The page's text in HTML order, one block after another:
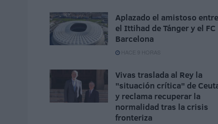
Aplazado el amistoso entre
el Ittihad de Tánger y el FC
Barcelona
HACE 9 HORAS
Vivas traslada al Rey la
"situación crítica" de
y reclama recuperar la
normalidad tras la crisis
fronteriza